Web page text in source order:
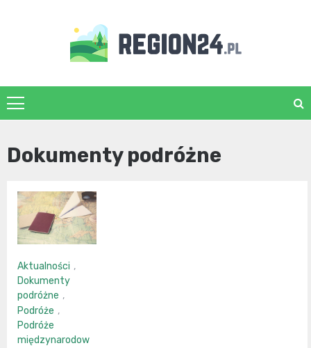
region24.pl
Dokumenty podróżne
Aktualności ,
Dokumenty
podróżne ,
Podróże ,
Podróże
międzynarodow